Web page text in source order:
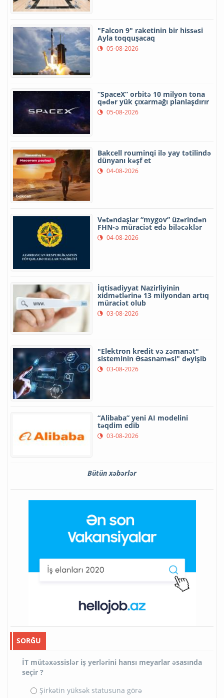
"Falcon 9" raketinin bir hissəsi
Ayla toqquşacaq
05-08-2026
“SpaceX” orbitə 10 milyon tona
qədər yük çıxarmağı planlaşdırır
05-08-2026
Bakcell rouminqi ilə yay tətilində
dünyanı kəşf et
04-08-2026
Vətəndaşlar “mygov” üzərindən
FHN-ə müraciət edə biləcəklər
04-08-2026
İqtisadiyyat Nazirliyinin
xidmətlərinə 13 milyondan artıq
müraciət olub
03-08-2026
"Elektron kredit və zəmanət"
sisteminin Əsasnaməsi" dəyişib
03-08-2026
“Alibaba” yeni AI modelini
təqdim edib
03-08-2026
Bütün xəbərlər
SORĞU
İT mütəxəssislər iş yerlərini hansı meyarlar əsasında
seçir ?
Şirkətin yüksək statusuna görə